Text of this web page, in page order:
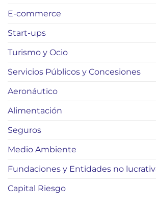
E-commerce
Start-ups
Turismo y Ocio
Servicios Públicos y Concesiones
Aeronáutico
Alimentación
Seguros
Medio Ambiente
Fundaciones y Entidades no
Capital Riesgo